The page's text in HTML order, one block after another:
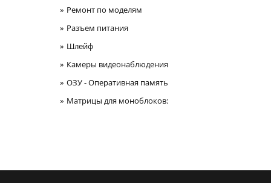
Ремонт по моделям
Разъем питания
Шлейф
Камеры видеонаблюдения
ОЗУ - Оперативная память
Матрицы для моноблоков: